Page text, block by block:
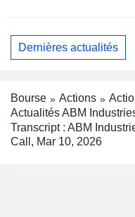
Dernières actualités
Bourse Actions
Actualités ABM
Transcript : ABM
Call, Mar 10, 2026